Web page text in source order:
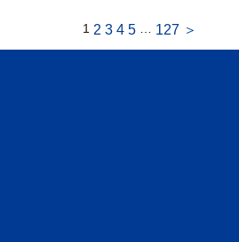
1 2 3 4 5 127 ＞